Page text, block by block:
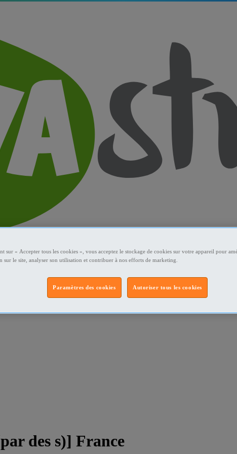
des s)] France
sur « Accepter tous les cookies », vous acceptez le stockage de cookies sur votre appareil pour
sur le site, analyser son utilisation et contribuer à nos efforts de marketing.
Autoriser tous les cookies
Paramètres des cookies